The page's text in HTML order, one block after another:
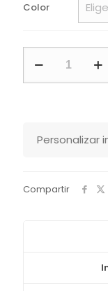
Color
Kaply
Makito
Personalizar
Compartir